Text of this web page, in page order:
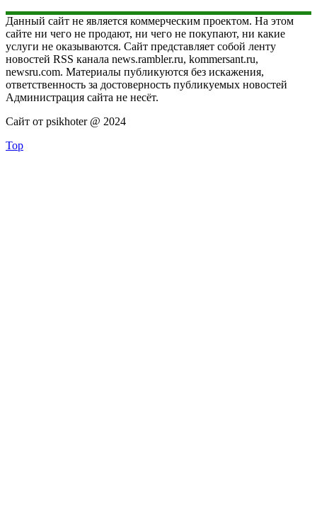
Данный сайт не является коммерческим проектом. На этом
сайте ни чего не продают, ни чего не покупают, ни какие
услуги не оказываются. Сайт представляет собой ленту
новостей RSS канала news.rambler.ru, kommersant.ru,
newsru.com. Материалы публикуются без искажения,
ответственность за достоверность публикуемых новостей
Администрация сайта не несёт.
Сайт от psikhoter @ 2024
Top